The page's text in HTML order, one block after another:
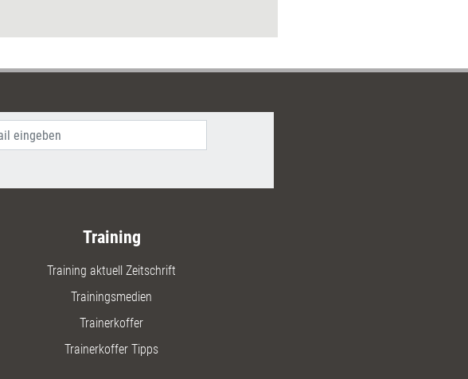
stellt die nützlichsten Apps für Trainer vor.
Training
Training aktuell Zeitschrift
Trainingsmedien
Trainerkoffer
Trainerkoffer Tipps